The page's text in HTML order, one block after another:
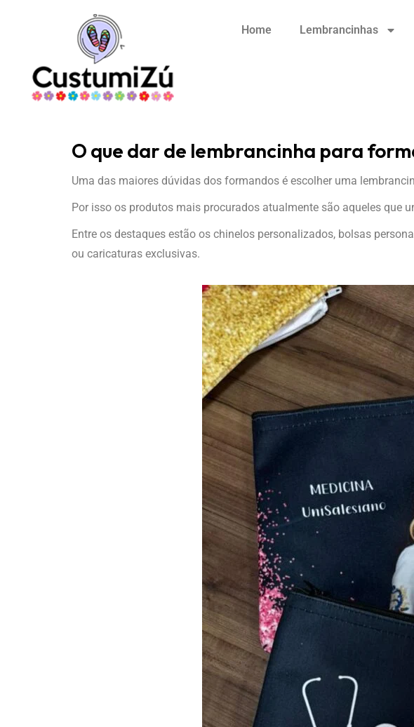
Home Lembrancinhas
O que dar de lembrancinha para
Uma das maiores dúvidas dos formandos é escolher uma
Por isso os produtos mais procurados atualmente são aqueles que
Entre os destaques estão os chinelos personalizados, bolsas
ou caricaturas exclusivas.